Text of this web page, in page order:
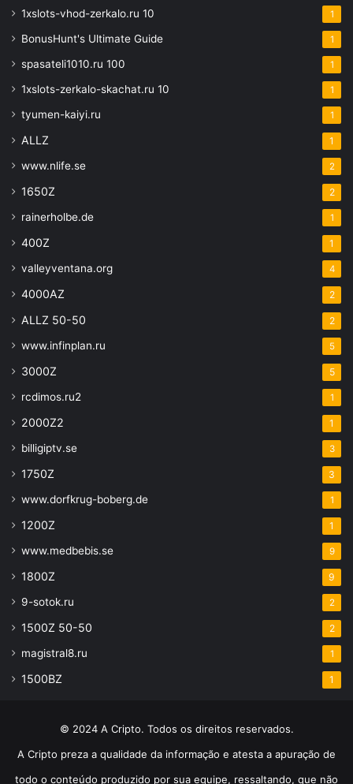
1xslots-vhod-zerkalo.ru 10 1
BonusHunt's Ultimate Guide 1
spasateli1010.ru 100 1
1xslots-zerkalo-skachat.ru 10 1
tyumen-kaiyi.ru 1
ALLZ 1
www.nlife.se 2
1650Z 2
rainerholbe.de 1
400Z 1
valleyventana.org 4
4000AZ 2
ALLZ 50-50 2
www.infinplan.ru 5
3000Z 5
rcdimos.ru2 1
2000Z2 1
billigiptv.se 3
1750Z 3
www.dorfkrug-boberg.de 1
1200Z 1
www.medbebis.se 9
1800Z 9
9-sotok.ru 2
1500Z 50-50 2
magistral8.ru 1
1500BZ 1
© 2024 A Cripto. Todos os direitos reservados.
A Cripto preza a qualidade da informação e atesta a apuração de
todo o conteúdo produzido por sua equipe, ressaltando, que não